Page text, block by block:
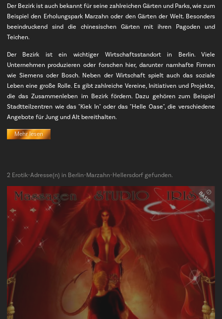
Der Bezirk ist auch bekannt für seine zahlreichen Gärten und Parks, wie zum
Beispiel den Erholungspark Marzahn oder den Gärten der Welt. Besonders
beeindruckend sind die chinesischen Gärten mit ihren Pagoden und
Teichen.
Der Bezirk ist ein wichtiger Wirtschaftsstandort in Berlin. Viele
Unternehmen produzieren oder forschen hier, darunter namhafte Firmen
wie Siemens oder Bosch. Neben der Wirtschaft spielt auch das soziale
Leben eine große Rolle. Es gibt zahlreiche Vereine, Initiativen und Projekte,
die das Zusammenleben im Bezirk fördern. Dazu gehören zum Beispiel
Stadtteilzentren wie das "Kiek In" oder das "Helle Oase", die verschiedene
Angebote für Jung und Alt bereithalten.
Mehr lesen
2 Erotik-Adresse(n) in Berlin-Marzahn-Hellersdorf gefunden.